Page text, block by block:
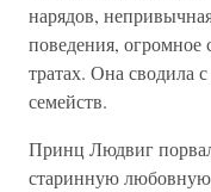
нарядов,
поведения, огром­ное
тратах. Она своди­ла
семейств.
Принц Людвиг
старинную любовную